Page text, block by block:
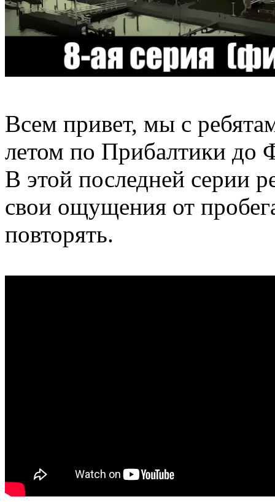
Всем привет, мы с
летом по Прибалтики до
В этой последней серии
свои ощущения от
повторять.